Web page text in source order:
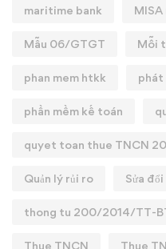
maritime bank
Mẫu 06/GTGT Mỗi
phan mem htkk phát
phần mềm kế toán
quyet toan thue TNCN
Quản lý rủi ro Sửa đổi
thong tu 200/2014/TT-
Thue TNCN Thue